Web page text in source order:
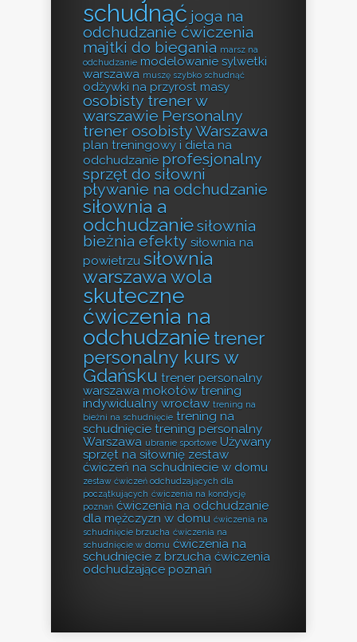
schudnąć joga na
odchudzanie ćwiczenia
majtki do biegania marsz na
odchudzanie modelowanie sylwetki
warszawa muszę szybko schudnąć
odżywki na przyrost masy
osobisty trener w
warszawie Personalny
trener osobisty Warszawa
plan treningowy i dieta na
odchudzanie profesjonalny
sprzęt do siłowni
pływanie na odchudzanie
siłownia a
odchudzaniesiłownia
bieżnia efekty siłownia na
powietrzu siłownia
warszawa wola
skuteczne
ćwiczenia na
odchudzanie trener
personalny kurs w
Gdańsku trener personalny
warszawa mokotów trening
indywidualny wrocław trening na
bieżni na schudnięcie trening na
schudnięcie trening personalny
Warszawa ubranie sportowe Używany
sprzęt na siłownię zestaw
ćwiczeń na schudniecie w domu
zestaw ćwiczeń odchudzających dla
początkujących ćwiczenia na kondycję
poznań ćwiczenia na odchudzanie
dla mężczyzn w domu ćwiczenia na
schudnięcie brzucha ćwiczenia na
schudnięcie w domu ćwiczenia na
schudnięcie z brzucha ćwiczenia
odchudzające poznań